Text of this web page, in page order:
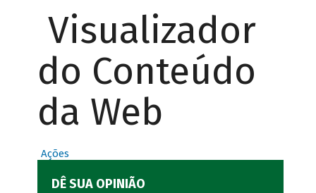
Visualizador
do Conteúdo
da Web
Ações
DÊ SUA OPINIÃO